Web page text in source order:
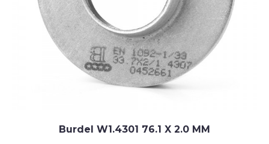
Burdel W1.4301 76.1 X 2.0 MM